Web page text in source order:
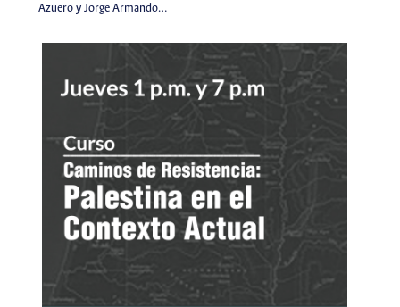
Azuero y Jorge Armando…